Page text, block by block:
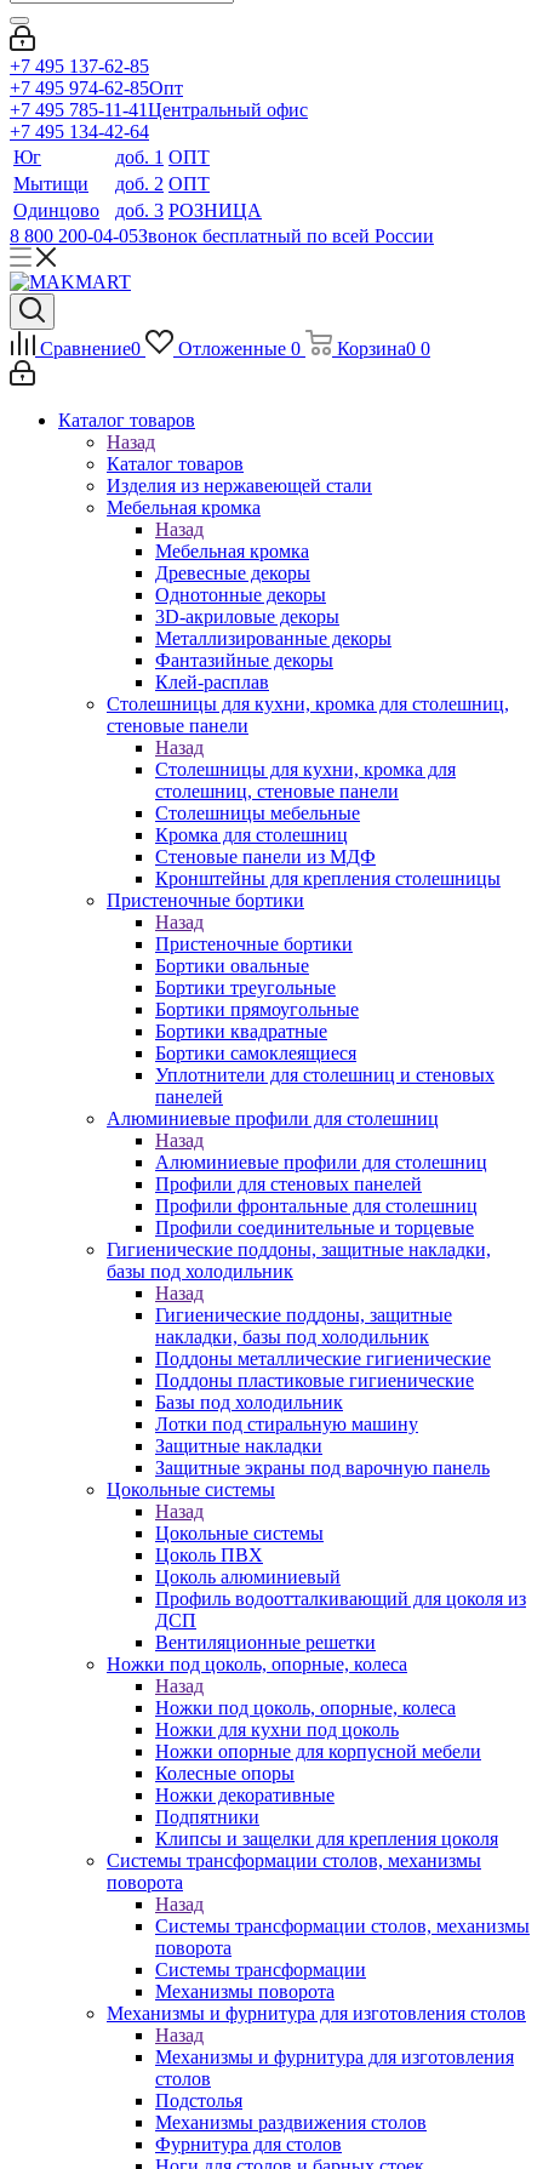
+7 495 137-62-85
+7 495 974-62-85Опт
+7 495 785-11-41Центральный офис
+7 495 134-42-64
Юг
доб. 1 ОПТ
Мытищи
доб. 2 ОПТ
Одинцово
доб. 3 РОЗНИЦА
8 800 200-04-05Звонок бесплатный по всей России
Сравнение0 Отложенные 0 Корзина0 0
Каталог товаров
Назад
Каталог товаров
Изделия из нержавеющей стали
Мебельная кромка
Назад
Мебельная кромка
Древесные декоры
Однотонные декоры
3D-акриловые декоры
Металлизированные декоры
Фантазийные декоры
Клей-расплав
Столешницы для кухни, кромка для столешниц,
стеновые панели
Назад
Столешницы для кухни, кромка для
столешниц, стеновые панели
Столешницы мебельные
Кромка для столешниц
Стеновые панели из МДФ
Кронштейны для крепления столешницы
Пристеночные бортики
Назад
Пристеночные бортики
Бортики овальные
Бортики треугольные
Бортики прямоугольные
Бортики квадратные
Бортики самоклеящиеся
Уплотнители для столешниц и стеновых
панелей
Алюминиевые профили для столешниц
Назад
Алюминиевые профили для столешниц
Профили для стеновых панелей
Профили фронтальные для столешниц
Профили соединительные и торцевые
Гигиенические поддоны, защитные накладки,
базы под холодильник
Назад
Гигиенические поддоны, защитные
накладки, базы под холодильник
Поддоны металлические гигиенические
Поддоны пластиковые гигиенические
Базы под холодильник
Лотки под стиральную машину
Защитные накладки
Защитные экраны под варочную панель
Цокольные системы
Назад
Цокольные системы
Цоколь ПВХ
Цоколь алюминиевый
Профиль водоотталкивающий для цоколя из
ДСП
Вентиляционные решетки
Ножки под цоколь, опорные, колеса
Назад
Ножки под цоколь, опорные, колеса
Ножки для кухни под цоколь
Ножки опорные для корпусной мебели
Колесные опоры
Ножки декоративные
Подпятники
Клипсы и защелки для крепления цоколя
Системы трансформации столов, механизмы
поворота
Назад
Системы трансформации столов, механизмы
поворота
Системы трансформации
Механизмы поворота
Механизмы и фурнитура для изготовления столов
Назад
Механизмы и фурнитура для изготовления
столов
Подстолья
Механизмы раздвижения столов
Фурнитура для столов